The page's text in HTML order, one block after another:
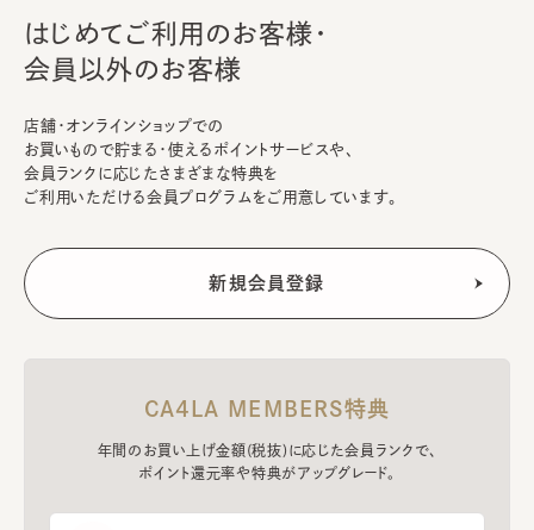
はじめてご利用のお客様・
会員以外のお客様
店舗・オンラインショップでの
お買いもので貯まる・使えるポイントサービスや、
会員ランクに応じたさまざまな特典を
ご利用いただける会員プログラムをご用意しています。
CA4LA MEMBERS特典
年間のお買い上げ金額(税抜)に応じた会員ランクで、
ポイント還元率や特典がアップグレード。